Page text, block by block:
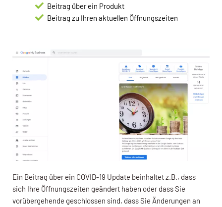
Beitrag über ein Produkt
Beitrag zu Ihren aktuellen Öffnungszeiten
Ein Beitrag über ein COVID-19 Update beinhaltet z.B., dass
sich Ihre Öffnungszeiten geändert haben oder dass Sie
vorübergehende geschlossen sind, dass Sie Änderungen an